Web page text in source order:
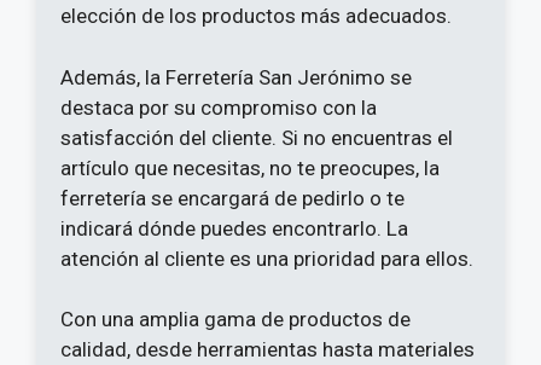
elección de los productos más adecuados.
Además, la Ferretería San Jerónimo se
destaca por su compromiso con la
satisfacción del cliente. Si no encuentras el
artículo que necesitas, no te preocupes, la
ferretería se encargará de pedirlo o te
indicará dónde puedes encontrarlo. La
atención al cliente es una prioridad para ellos.
Con una amplia gama de productos de
calidad, desde herramientas hasta materiales